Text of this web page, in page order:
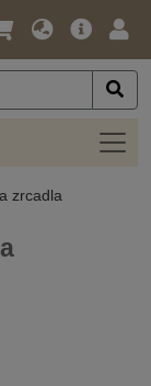
Jazyk
Měna
Hlavní
zrcadla